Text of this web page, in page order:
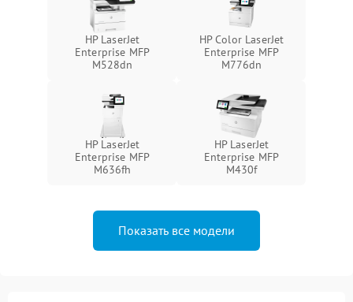
HP LaserJet
Enterprise MFP
M528dn
HP Color LaserJet
Enterprise MFP
M776dn
HP LaserJet
Enterprise MFP
M636fh
HP LaserJet
Enterprise MFP
M430f
Показать все модели